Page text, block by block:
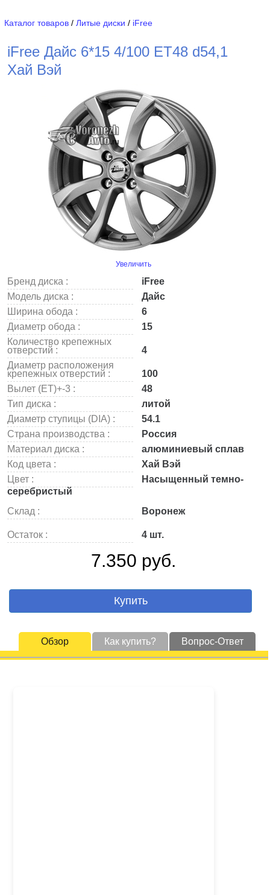
Каталог товаров / Литые диски / iFree
iFree Дайс 6*15 4/100 ET48 d54,1
Хай Вэй
Увеличить
Бренд диска :
iFree
Модель диска :
Дайс
Ширина обода :
6
Диаметр обода :
15
Количество крепежных
отверстий :
4
Диаметр расположения
крепежных отверстий :
100
Вылет (ET)+-3 :
48
Тип диска :
литой
Диаметр ступицы (DIA) :
54.1
Страна производства :
Россия
Материал диска :
алюминиевый сплав
Код цвета :
Хай Вэй
Цвет :
Насыщенный темно-
серебристый
Склад :
Воронеж
Остаток : 4 шт.
7.350 руб.
Купить
Обзор Как купить? Вопрос-Ответ